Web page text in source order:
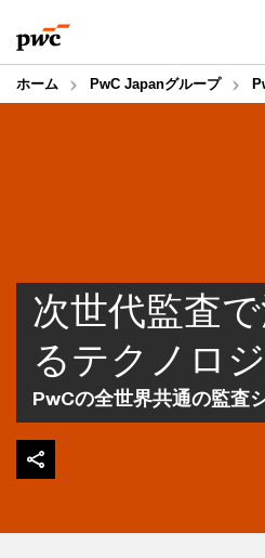
to
content
to
footer
ホーム PwC Japanグループ
次世代監査
るテクノロ
PwCの全世界共通の監査